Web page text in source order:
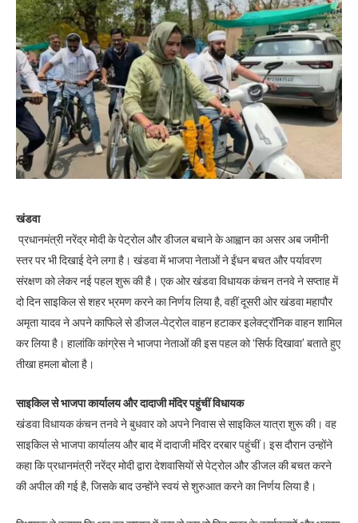
खंडवा
प्रधानमंत्री नरेंद्र मोदी के पेट्रोल और डीजल बचाने के आह्वान का असर अब जमीनी
स्तर पर भी दिखाई देने लगा है। खंडवा में भाजपा नेताओं ने ईंधन बचत और पर्यावरण
संरक्षण को लेकर नई पहल शुरू की है। एक ओर खंडवा विधायक कंचन तनवे ने सप्ताह में
दो दिन साइकिल से शहर भ्रमण करने का निर्णय लिया है, वहीं दूसरी ओर खंडवा महापौर
अमृता यादव ने अपने काफिले से डीजल-पेट्रोल वाहन हटाकर इलेक्ट्रॉनिक वाहन शामिल
कर लिया है। हालांकि कांग्रेस ने भाजपा नेताओं की इस पहल को ‘सिर्फ दिखावा’ बताते हुए
तीखा हमला बोला है।
साइकिल से भाजपा कार्यालय और दादाजी मंदिर पहुंचीं विधायक
खंडवा विधायक कंचन तनवे ने बुधवार को अपने निवास से साइकिल यात्रा शुरू की। वह
साइकिल से भाजपा कार्यालय और बाद में दादाजी मंदिर दरबार पहुंचीं। इस दौरान उन्होंने
कहा कि प्रधानमंत्री नरेंद्र मोदी द्वारा देशवासियों से पेट्रोल और डीजल की बचत करने
की अपील की गई है, जिसके बाद उन्होंने स्वयं से शुरुआत करने का निर्णय लिया है।